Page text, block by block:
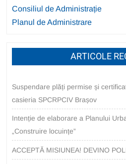
Consiliul de Administrație
Planul de Administrare
ARTICOLE
Suspendare plăți permise și
casieria SPCRPCIV Brașov
Intenție de elaborare a Planului
„Construire locuințe”
ACCEPTĂ MISIUNEA! DEVINO